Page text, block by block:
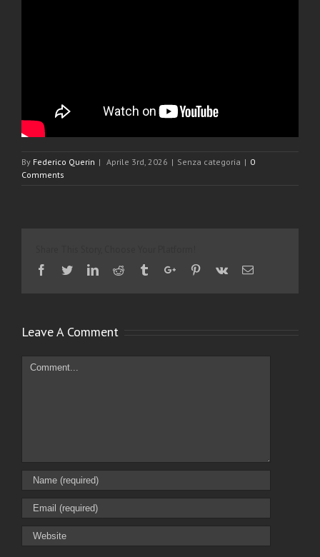
By Federico Querin | Aprile 3rd, 2026 | Senza categoria | 0
Comments
Facebook
TwitterLinkedinReddit TumblrGoogle+Pinterest
Vk Email
Leave A Comment
Comment